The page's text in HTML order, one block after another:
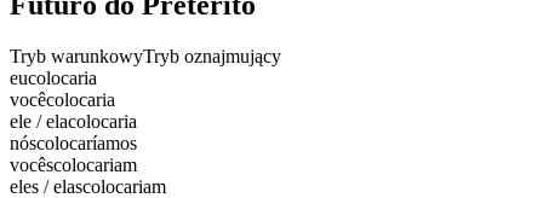
Tryb warunkowyTryb oznajmujący
eucolocaria
vocêcolocaria
ele / elacolocaria
nóscolocaríamos
vocêscolocariam
eles / elascolocariam